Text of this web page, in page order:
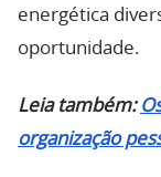
energética
oportunidade.
Leia também:
organização